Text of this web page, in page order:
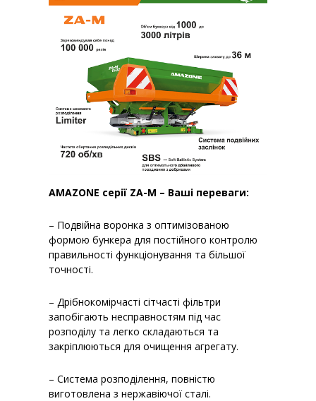
AMAZONE серії ZA-M – Ваші переваги:
– Подвійна воронка з оптимізованою
формою бункера для постійного контролю
правильності функціонування та більшої
точності.
– Дрібнокомірчасті сітчасті фільтри
запобігають несправностям під час
розподілу та легко складаються та
закріплюються для очищення агрегату.
– Система розподілення, повністю
виготовлена з нержавіючої сталі.